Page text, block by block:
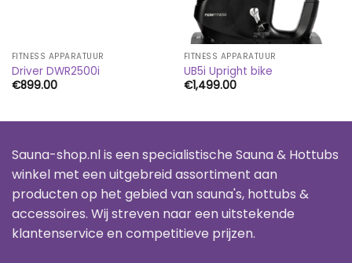
FITNESS APPARATUUR
Driver DWR2500i
€899.00
FITNESS APPARATUUR
UB5i Upright bike
€1,499.00
Sauna-shop.nl is een specialistische Sauna & Hottubs
winkel met een uitgebreid assortiment aan
producten op het gebied van sauna's, hottubs &
accessoires. Wij streven naar een uitstekende
klantenservice en competitieve prijzen.